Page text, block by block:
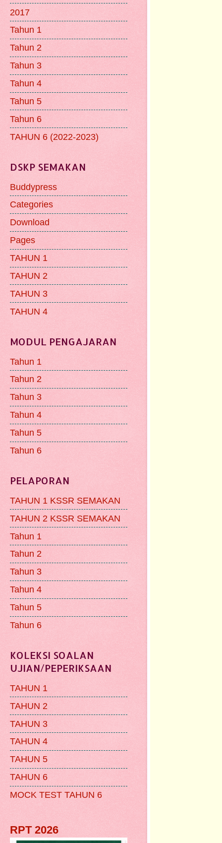
2017
Tahun 1
Tahun 2
Tahun 3
Tahun 4
Tahun 5
Tahun 6
TAHUN 6 (2022-2023)
DSKP SEMAKAN
Buddypress
Categories
Download
Pages
TAHUN 1
TAHUN 2
TAHUN 3
TAHUN 4
MODUL PENGAJARAN
Tahun 1
Tahun 2
Tahun 3
Tahun 4
Tahun 5
Tahun 6
PELAPORAN
TAHUN 1 KSSR SEMAKAN
TAHUN 2 KSSR SEMAKAN
Tahun 1
Tahun 2
Tahun 3
Tahun 4
Tahun 5
Tahun 6
KOLEKSI SOALAN
UJIAN/PEPERIKSAAN
TAHUN 1
TAHUN 2
TAHUN 3
TAHUN 4
TAHUN 5
TAHUN 6
MOCK TEST TAHUN 6
RPT 2026